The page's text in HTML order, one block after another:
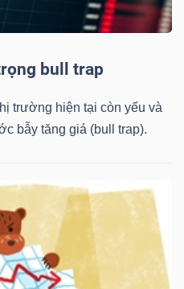
bull trap
trường hiện tại còn yếu và
bẫy tăng giá (bull trap).